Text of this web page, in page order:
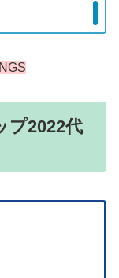
プ2022代